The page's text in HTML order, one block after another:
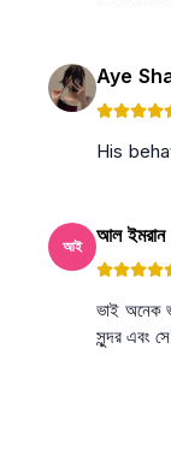
Aye
His
আই আল ইমরান
ভাই অনেক
সুন্দর এবং